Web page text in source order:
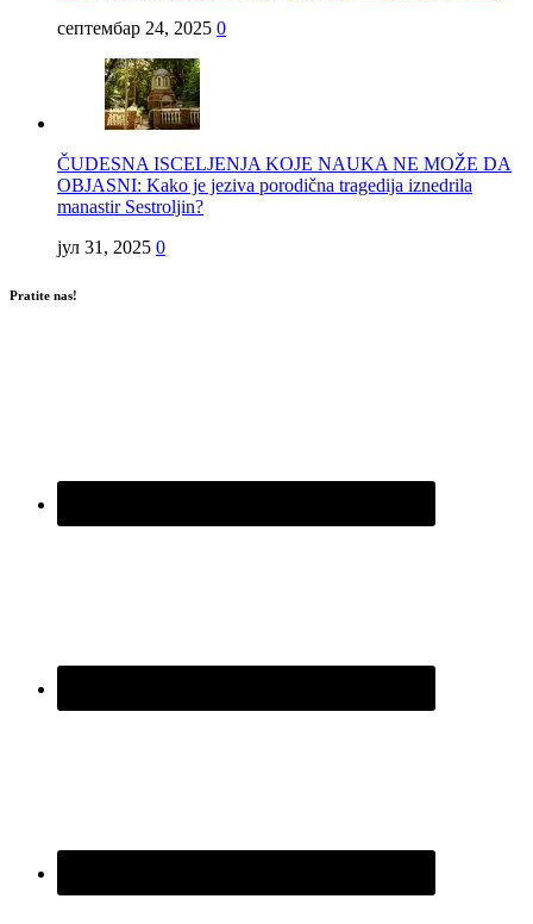
септембар 24, 2025 0
ČUDESNA ISCELJENJA KOJE NAUKA NE MOŽE DA
OBJASNI: Kako je jeziva porodična tragedija iznedrila
manastir Sestroljin?
јул 31, 2025 0
Pratite nas!